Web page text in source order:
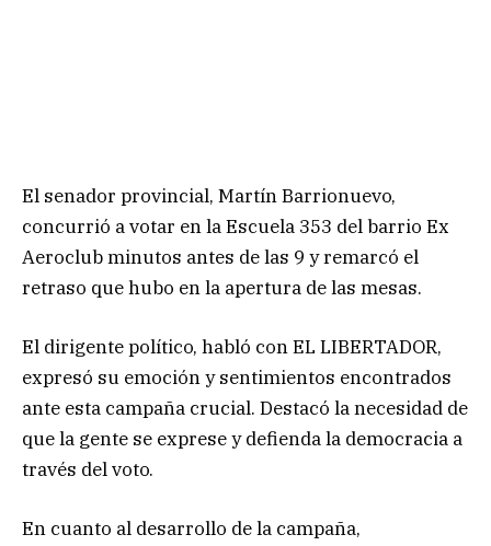
El senador provincial, Martín Barrionuevo,
concurrió a votar en la Escuela 353 del barrio Ex
Aeroclub minutos antes de las 9 y remarcó el
retraso que hubo en la apertura de las mesas.
El dirigente político, habló con EL LIBERTADOR,
expresó su emoción y sentimientos encontrados
ante esta campaña crucial. Destacó la necesidad de
que la gente se exprese y defienda la democracia a
través del voto.
En cuanto al desarrollo de la campaña,